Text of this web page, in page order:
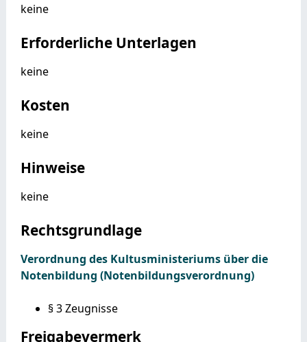
keine
Erforderliche Unterlagen
keine
Kosten
keine
Hinweise
keine
Rechtsgrundlage
Verordnung des Kultusministeriums über die
Notenbildung (Notenbildungsverordnung)
§ 3 Zeugnisse
Freigabevermerk